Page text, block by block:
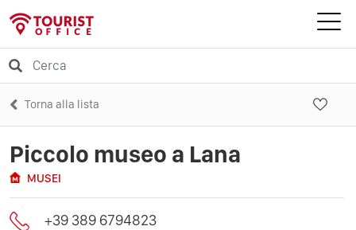
Torna alla lista
Piccolo museo a Lana
MUSEI
+39 389 6794823